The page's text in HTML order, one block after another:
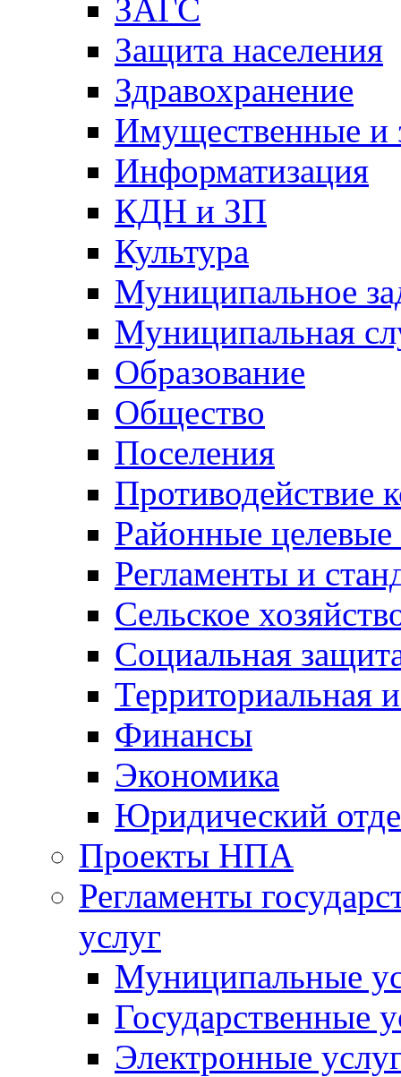
ЗАГС
Защита населения
Здравохранение
Имущественные и
Информатизация
КДН и ЗП
Культура
Муниципальное
Муниципальная
Образование
Общество
Поселения
Противодействие
Районные
Регламенты и
Сельское
Социальная
Территориальная
Финансы
Экономика
Юридический
Проекты НПА
Регламенты
услуг
Муниципальные
Государственные
Электронные